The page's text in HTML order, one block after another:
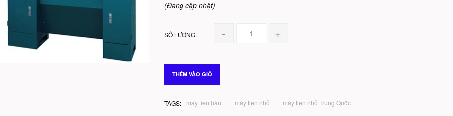
(Đang cập nhật)
SỐ LƯỢNG: - +
THÊM VÀO GIỎ
TAGS: máy tiện bàn máy tiện nhỏ máy tiện nhỏ Trung Quốc